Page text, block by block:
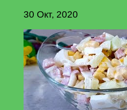
30 Окт, 2020